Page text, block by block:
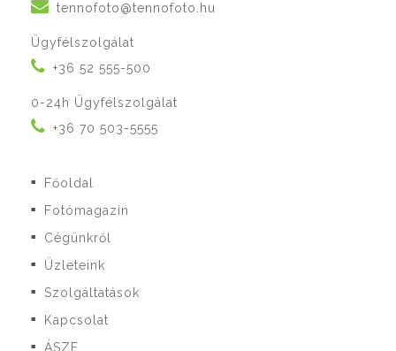
tennofoto@tennofoto.hu
Ügyfélszolgálat
+36 52 555-500
0-24h Ügyfélszolgálat
+36 70 503-5555
■ Főoldal
■ Fotómagazin
■ Cégünkről
■ Üzleteink
■ Szolgáltatások
■ Kapcsolat
■ ÁSZF